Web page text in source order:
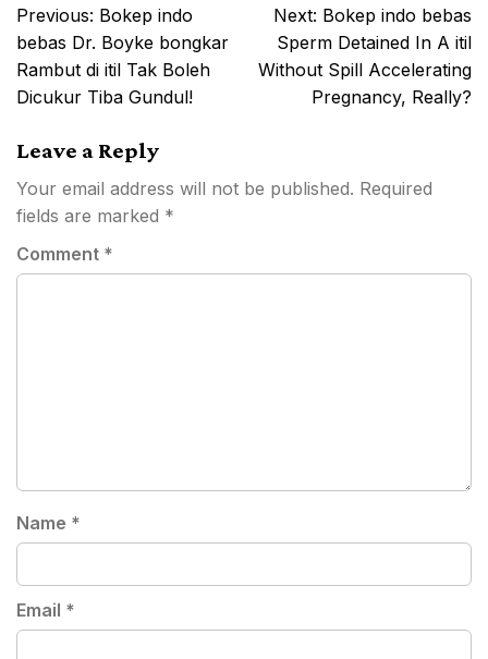
Post
navigation
Previous: Bokep indo
bebas Dr. Boyke bongkar
Rambut di itil Tak Boleh
Dicukur Tiba Gundul!
Next: Bokep indo bebas
Sperm Detained In A itil
Without Spill Accelerating
Pregnancy, Really?
Leave a Reply
Your email address will not be published. Required
fields are marked *
Comment *
Name *
Email *